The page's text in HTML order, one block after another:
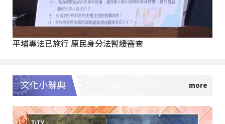
平埔專法已施行 原民身分法暫緩審查
文化小辭典